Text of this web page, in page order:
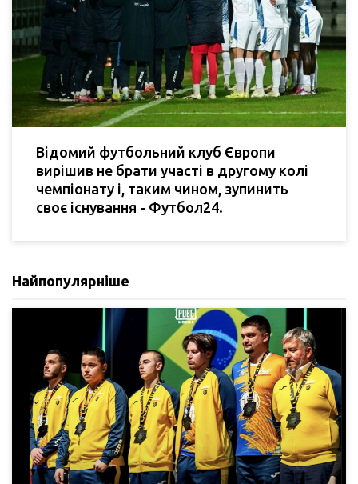
Відомий футбольний клуб Європи
вирішив не брати участі в другому колі
чемпіонату і, таким чином, зупинить
своє існування - Футбол24.
Найпопулярніше